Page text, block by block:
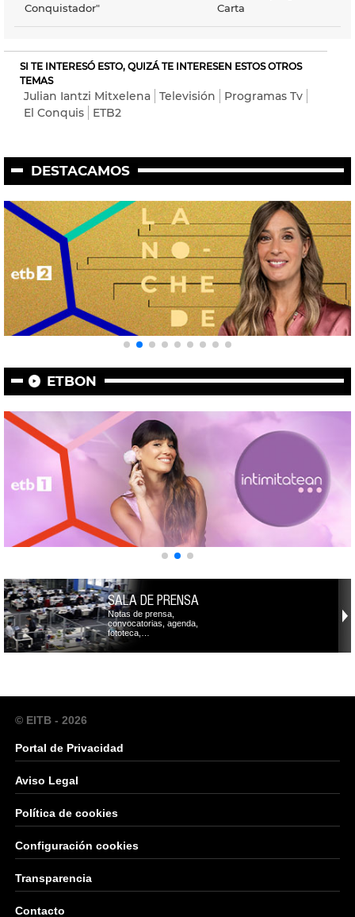
Conquistador"
Carta
SI TE INTERESÓ ESTO, QUIZÁ TE INTERESEN ESTOS OTROS
TEMAS
Julian Iantzi Mitxelena Televisión
Programas Tv
El Conquis
ETB2
DESTACAMOS
ETBON
SALA DE PRENSA
Notas de prensa,
convocatorias, agenda,
fototeca,…
© EITB - 2026
Portal de Privacidad
Aviso Legal
Política de cookies
Configuración cookies
Transparencia
Contacto